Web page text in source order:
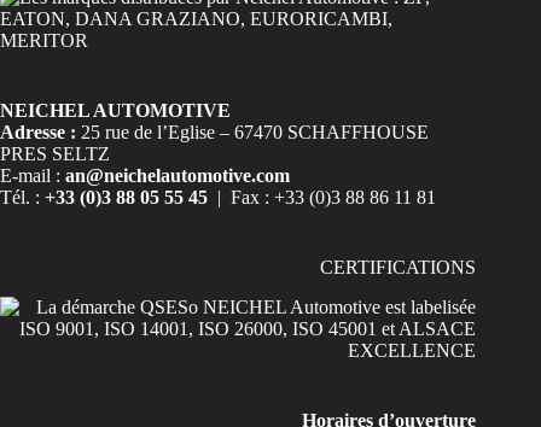
NEICHEL AUTOMOTIVE
Adresse : 25 rue de l’Eglise – 67470 SCHAFFHOUSE
PRES SELTZ
E-mail : an@neichelautomotive.com
Tél. : +33 (0)3 88 05 55 45 | Fax : +33 (0)3 88 86 11 81
CERTIFICATIONS
Horaires d’ouverture